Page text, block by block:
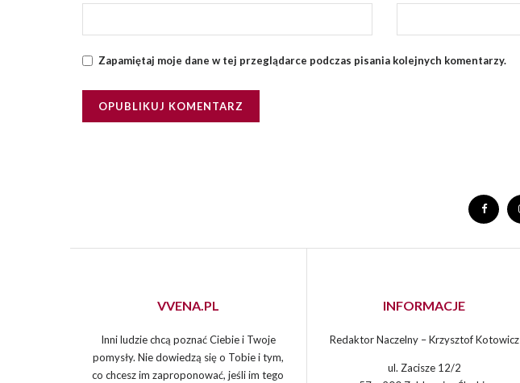
Zapamiętaj moje dane w tej przeglądarce podczas pisania kolejnych komentarzy.
VVENA.PL
Inni ludzie chcą poznać Ciebie i Twoje
pomysły. Nie dowiedzą się o Tobie i tym,
co chcesz im zaproponować, jeśli im tego
INFORMACJE
Redaktor Naczelny – Krzysztof Kotowicz
ul. Zacisze 12/2